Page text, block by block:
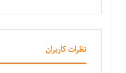
نظرات کاربران